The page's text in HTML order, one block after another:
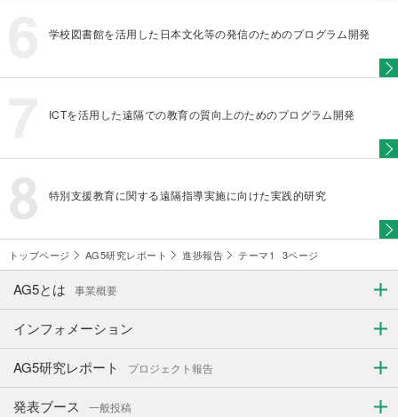
学校図書館を活用した日本文化等の発信のためのプログラム開発
ICTを活用した遠隔での教育の質向上のためのプログラム開発
特別支援教育に関する遠隔指導実施に向けた実践的研究
トップページ AG5研究レポート 進捗報告 テーマ1 3ページ
AG5とは 事業概要
インフォメーション
AG5研究レポート プロジェクト報告
発表ブース 一般投稿